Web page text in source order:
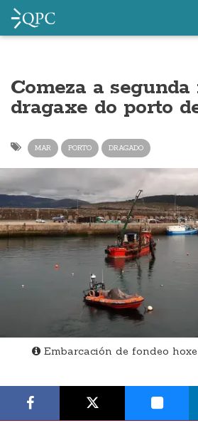
Comeza a segunda
dragaxe do porto
MAR PORTO DRAGADO
Embarcación de fondeo